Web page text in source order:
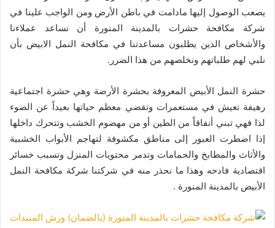
يصعب الوصول إليها مادامت في باطن الأرض ومن الواجب علينا في
شركة مكافحة حشرات بالمدينة المنورة أن نساعد عملاءنا
والأشخاص الذين يطلبون مساعدتنا في مكافحة النمل الابيض بأن
نلبي لهم طلباتهم ونخلصهم من هذا الضرر.
حشرة النمل الأبيض المعروفة بحشرة الأرضة وهي حشرة اجتماعية
رهيفة تعيش في مستعمرات وتقضي معظم حياتها بعيداً عن الضوء
لذا فهي تبني أنفاقاً من الطين أو من مهضوم الخشب وتتحرك داخلها
إذا اضطرت العبور إلى مناطق مكشوفة لتهاجم الأبواب الخشبية
والأثاث والمطابخ والحمامات وتدمر محتويات المنزل وتسبب خسائر
اقتصادية فادحه وهذا ما نحذر منه في شركتنا شركة مكافحة النمل
الأبيض بالمدينة المنورة .